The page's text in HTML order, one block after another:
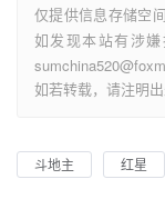
仅提供信息存储空
如发现本站有涉
如若转载，请注明
斗地主 红星